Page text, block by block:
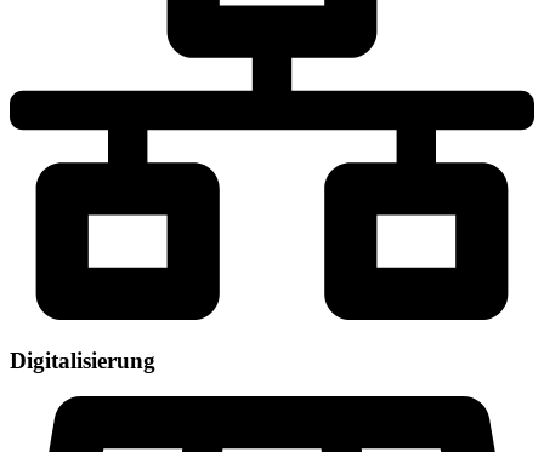
Digitalisierung